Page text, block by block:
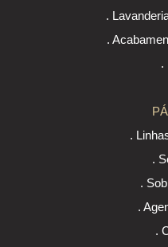
.
.
.
.
.
.
.
.